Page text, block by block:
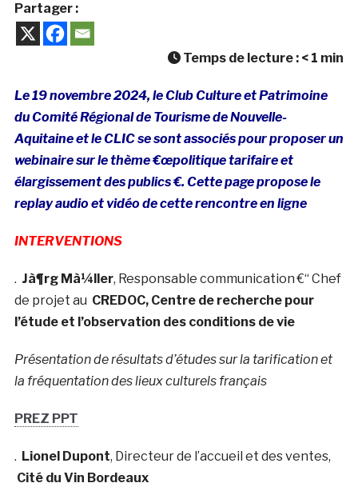
Partager :
Temps de lecture : < 1 min
Le 19 novembre 2024, le Club Culture et Patrimoine
du Comité Régional de Tourisme de Nouvelle-
Aquitaine et le CLIC se sont associés pour proposer un
webinaire sur le thème €œpolitique tarifaire et
élargissement des publics €. Cette page propose le
replay audio et vidéo de cette rencontre en ligne
INTERVENTIONS
. Jà¶rg Mà¼ller, Responsable communication €“ Chef
de projet au CREDOC, Centre de recherche pour
l’étude et l’observation des conditions de vie
Présentation de résultats d’études sur la tarification et
la fréquentation des lieux culturels français
PREZ PPT
. Lionel Dupont, Directeur de l’accueil et des ventes,
Cité du Vin Bordeaux